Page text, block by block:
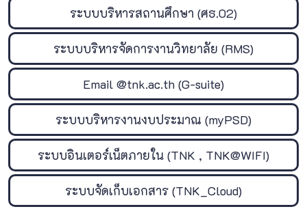
ระบบบริหารสถานศึกษา (ศธ.02)
ระบบบริหารจัดการงานวิทยาลัย (RMS)
Email @tnk.ac.th (G-suite)
ระบบบริหารงานงบประมาณ (myPSD)
ระบบอินเตอร์เน็ตภายใน (TNK , TNK@WIFI)
ระบบจัดเก็บเอกสาร (TNK_Cloud)